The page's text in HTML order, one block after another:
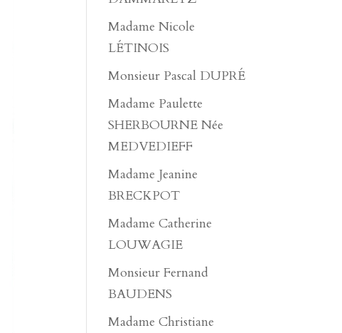
Madame Nicole
LÉTINOIS
Monsieur Pascal DUPRÉ
Madame Paulette
SHERBOURNE Née
MEDVEDIEFF
Madame Jeanine
BRECKPOT
Madame Catherine
LOUWAGIE
Monsieur Fernand
BAUDENS
Madame Christiane